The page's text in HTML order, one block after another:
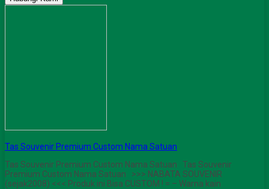
Tas Souvenir Premium Custom Nama Satuan
Tas Souvenir Premium Custom Nama Satuan Tas Souvenir
Premium Custom Nama Satuan >>> NABATA SOUVENIR
(sejak2008) <<< Produk ini Bisa CUSTOM ! = – Warna kain